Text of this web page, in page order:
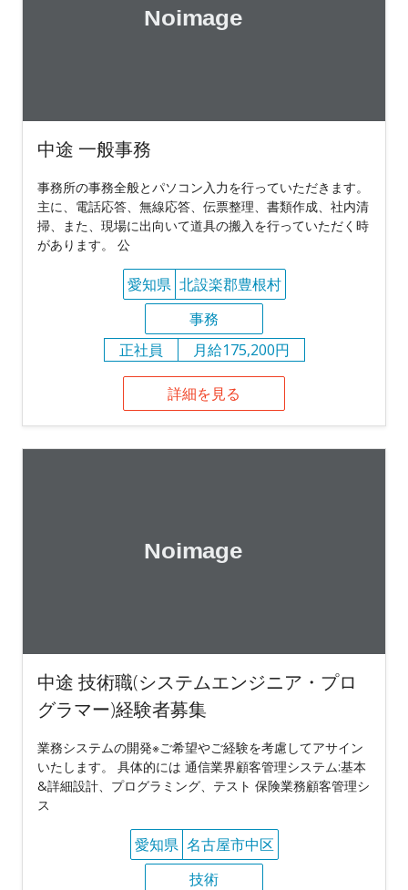
中途 一般事務
事務所の事務全般とパソコン入力を行っていただきます。
主に、電話応答、無線応答、伝票整理、書類作成、社内清
掃、また、現場に出向いて道具の搬入を行っていただく時
があります。 公
愛知県 北設楽郡豊根村
事務
正社員
月給175,200円
詳細を見る
中途 技術職(システムエンジニア・プロ
グラマー)経験者募集
業務システムの開発※ご希望やご経験を考慮してアサイン
いたします。 具体的には 通信業界顧客管理システム:基本
&詳細設計、プログラミング、テスト 保険業務顧客管理シ
ス
愛知県 名古屋市中区
技術